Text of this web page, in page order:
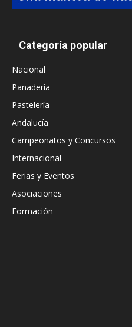
Categoría popular
Nacional
Panadería
Pastelería
Andalucía
Campeonatos y Concursos
Internacional
Ferias y Eventos
Asociaciones
Formación